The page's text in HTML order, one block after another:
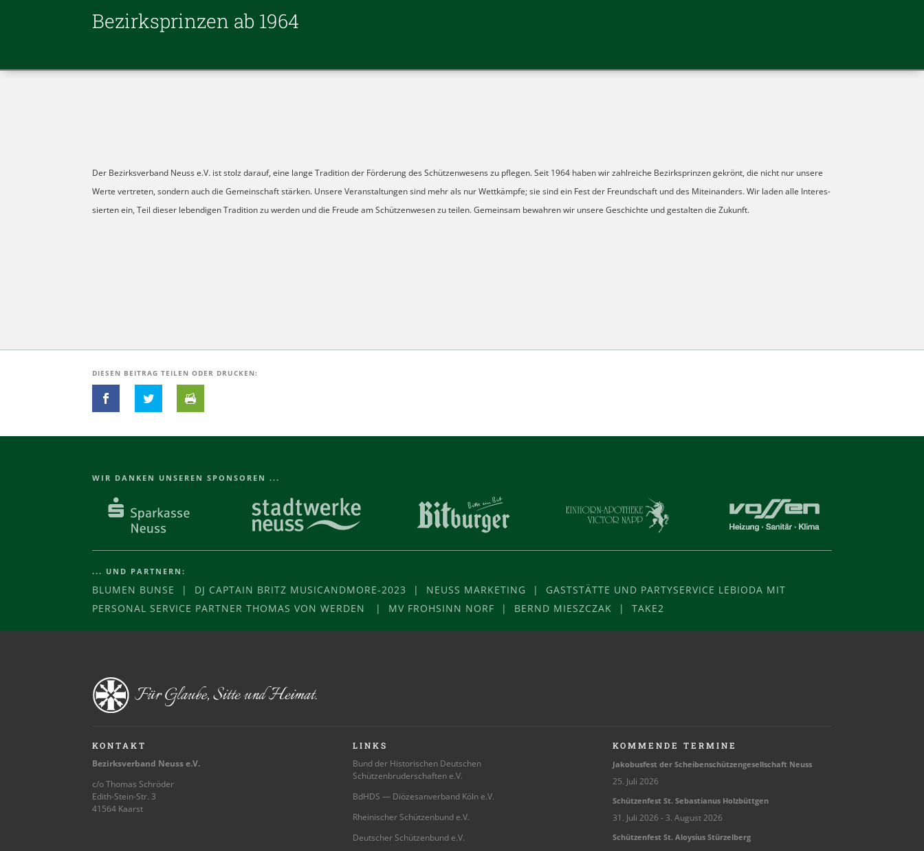
Bezirks­prin­zen ab 1964
Der Bezirks­ver­band Neuss e.V. ist stolz dar­auf, eine lange Tra­di­tion der För­de­rung des Schüt­zen­we­sens zu pfle­gen. Seit 1964 haben wir zahl­rei­che Bezirks­prin­zen gekrönt, die nicht nur unsere
Werte ver­tre­ten, son­dern auch die Gemein­schaft stär­ken. Unsere Ver­an­stal­tun­gen sind mehr als nur Wett­kämpfe; sie sind ein Fest der Freund­schaft und des Mit­ein­an­ders. Wir laden alle Inter­es­
sier­ten ein, Teil die­ser leben­di­gen Tra­di­tion zu wer­den und die Freude am Schüt­zen­we­sen zu tei­len. Gemein­sam bewah­ren wir unsere Geschichte und gestal­ten die Zukunft.
DIE­SEN BEI­TRAG TEI­LEN ODER DRUCKEN:
WIR DANKEN UNSEREN SPONSOREN ...
... UND PARTNERN:
BLUMEN BUNSE | DJ CAPTAIN BRITZ MUSICANDMORE-2023 | NEUSS MARKETING | GASTSTÄTTE UND PARTYSERVICE LEBIODA MIT
PERSONAL SERVICE PARTNER THOMAS VON WERDEN | MV FROHSINN NORF | BERND MIESZCZAK | TAKE2
KONTAKT
Bezirksverband Neuss e.V.
c/o Thomas Schröder
Edith-Stein-Str. 3
41564 Kaarst
LINKS
Bund der Historischen Deutschen
Schützenbruderschaften e.V.
BdHDS — Diözesanverband Köln e.V.
Rheinischer Schützenbund e.V.
Deutscher Schützenbund e.V.
KOMMENDE TERMINE
Jako­bus­fest der Schei­ben­schüt­zen­ge­sell­schaft Neuss
25. Juli 2026
Schüt­zen­fest St. Sebas­tia­nus Holzbüttgen
31. Juli 2026 - 3. August 2026
Schüt­zen­fest St. Aloy­sius Stürzelberg